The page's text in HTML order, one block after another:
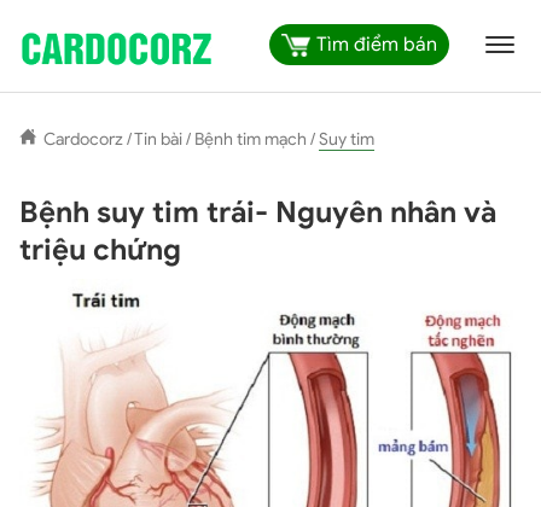
Tìm điểm bán
Cardocorz/Tin bài/ Bệnh tim mạch /Suy tim
Bệnh suy tim trái- Nguyên nhân và
triệu chứng